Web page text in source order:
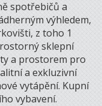
spotřebičů a
výhledem,
z toho 1
sklepní
a prostorem pro
a exkluzivní
vytápění. Kupní
vybavení.